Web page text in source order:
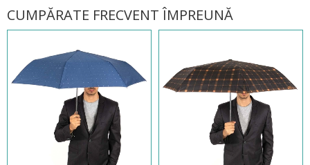
CUMPĂRATE FRECVENT ÎMPREUNĂ